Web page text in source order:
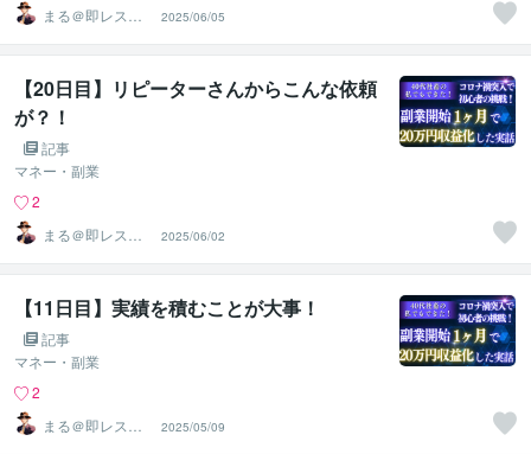
まる＠即レス＆
スピード対応
2025/06/05
【20日目】リピーターさんからこんな依頼
が？！
記事
マネー・副業
2
まる＠即レス＆
スピード対応
2025/06/02
【11日目】実績を積むことが大事！
記事
マネー・副業
2
まる＠即レス＆
スピード対応
2025/05/09